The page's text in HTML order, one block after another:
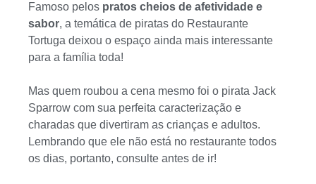
Famoso pelos pratos cheios de afetividade e
sabor, a temática de piratas do Restaurante
Tortuga deixou o espaço ainda mais interessante
para a família toda!
Mas quem roubou a cena mesmo foi o pirata Jack
Sparrow com sua perfeita caracterização e
charadas que divertiram as crianças e adultos.
Lembrando que ele não está no restaurante todos
os dias, portanto, consulte antes de ir!